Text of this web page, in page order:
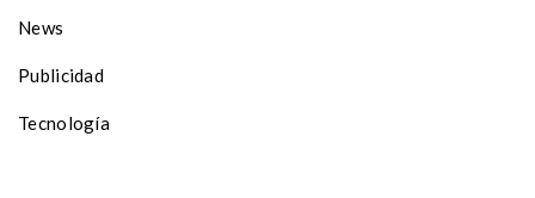
News
Publicidad
Tecnología